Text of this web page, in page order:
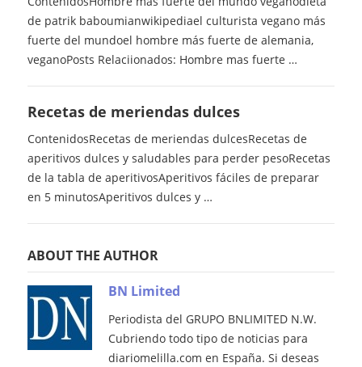
de patrik baboumianwikipediael culturista vegano más
fuerte del mundoel hombre más fuerte de alemania,
veganoPosts Relaciionados: Hombre mas fuerte …
Recetas de meriendas dulces
ContenidosRecetas de meriendas dulcesRecetas de
aperitivos dulces y saludables para perder pesoRecetas
de la tabla de aperitivosAperitivos fáciles de preparar
en 5 minutosAperitivos dulces y …
ABOUT THE AUTHOR
BN Limited
Periodista del GRUPO BNLIMITED N.W.
Cubriendo todo tipo de noticias para
diariomelilla.com en España. Si deseas